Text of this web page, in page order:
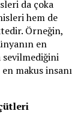
da çoka
hem de
Örneğin,
en
sevilmediğini
makus insanı